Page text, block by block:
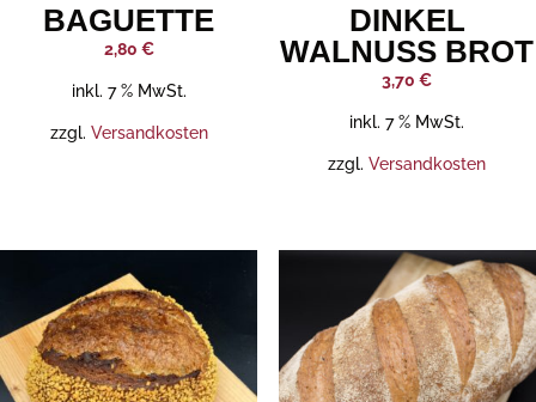
BAGUETTE
2,80 €
inkl. 7 % MwSt.
zzgl. Versandkosten
DINKEL
WALNUSS BROT
3,70€
inkl. 7 % MwSt.
zzgl.Versandkosten